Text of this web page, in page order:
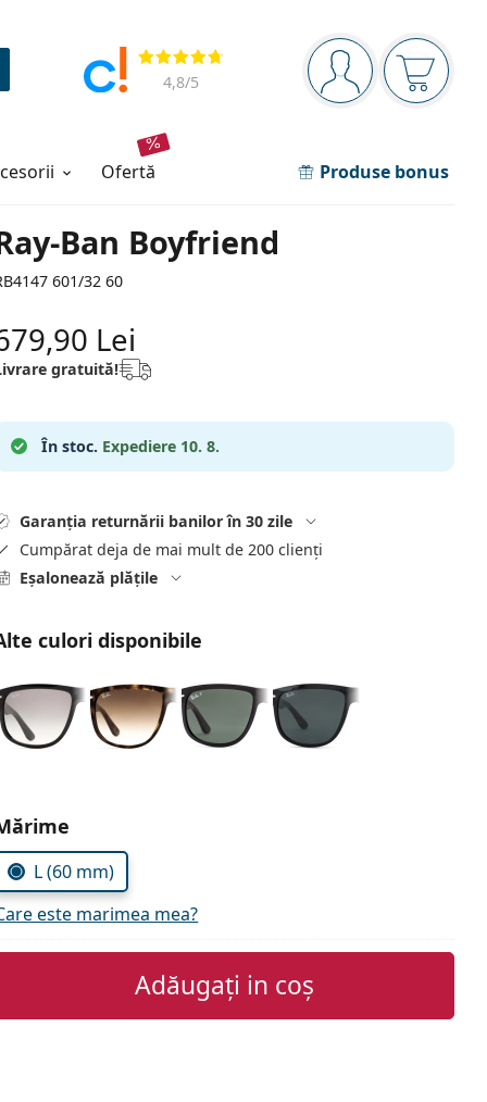
Panou de navigare
Sunteți logat
Coșul
Opinii
4,8/5
ofertă Produse bonus
Ban Boyfriend
601/32 60
Lei
gratuită!
În stoc. Expediere 10. 8.
Garanția returnării banilor în 30 zile
Cumpărat deja de mai mult de 200 clienți
Eșalonează plățile
culori disponibile
parametrii
L (60 mm)
este marimea mea?
Adăugați in coș